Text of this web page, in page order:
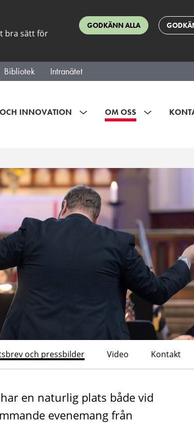
bra sätt för
GODKÄNN ALLA
Bibliotek Intranätet
INNOVATION OM OSS
och pressbilder Video Kontakt
en naturlig plats både vid
evenemang från